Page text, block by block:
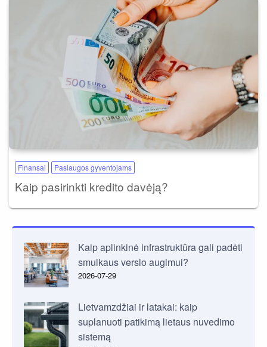
Finansai Paslaugos gyventojams
Kaip pasirinkti kredito davėją?
Kaip aplinkinė infrastruktūra gali padėti
smulkaus verslo augimui?
2026-07-29
Lietvamzdžiai ir latakai: kaip
suplanuoti patikimą lietaus nuvedimo
sistemą